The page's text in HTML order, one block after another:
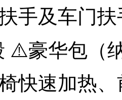
手及车门
⚠️豪华包（
快速加热